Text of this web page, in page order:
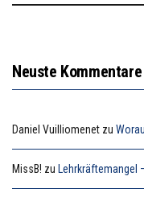
Neuste Kommentare
Daniel Vuilliomenet zu
MissB! zu